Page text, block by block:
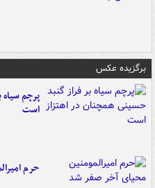
برگزیده عکس
پرچم سیاه
است
حرم